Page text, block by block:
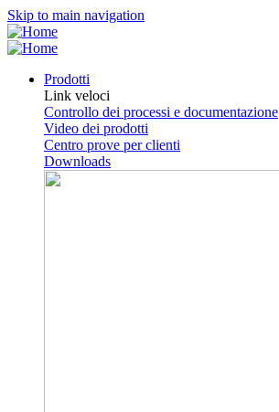
Skip to main navigation
Prodotti
Link veloci
Controllo dei processi e documentazione
Video dei prodotti
Centro prove per clienti
Downloads